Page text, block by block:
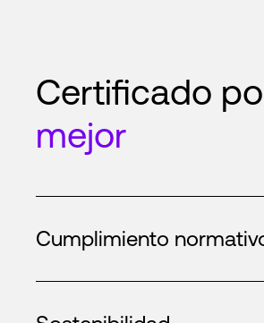
Certificado
mejor
Cumplimiento